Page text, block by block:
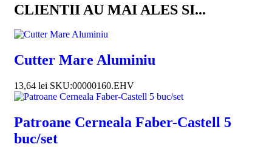
CLIENTII AU MAI ALES SI...
Cutter Mare Aluminiu
13,64 lei SKU:00000160.EHV
Patroane Cerneala Faber-Castell 5
buc/set